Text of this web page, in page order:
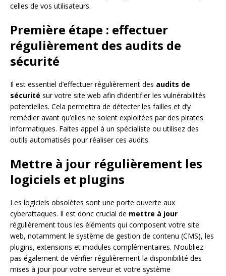
celles de vos utilisateurs.
Première étape : effectuer
régulièrement des audits de
sécurité
Il est essentiel d’effectuer régulièrement des audits de
sécurité sur votre site web afin d’identifier les vulnérabilités
potentielles. Cela permettra de détecter les failles et d’y
remédier avant qu’elles ne soient exploitées par des pirates
informatiques. Faites appel à un spécialiste ou utilisez des
outils automatisés pour réaliser ces audits.
Mettre à jour régulièrement les
logiciels et plugins
Les logiciels obsolètes sont une porte ouverte aux
cyberattaques. Il est donc crucial de mettre à jour
régulièrement tous les éléments qui composent votre site
web, notamment le système de gestion de contenu (CMS), les
plugins, extensions et modules complémentaires. N’oubliez
pas également de vérifier régulièrement la disponibilité des
mises à jour pour votre serveur et votre système